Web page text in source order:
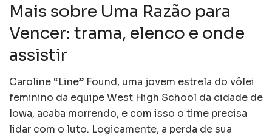
Mais sobre Uma Razão para
Vencer: trama, elenco e onde
assistir
Caroline “Line” Found, uma jovem estrela do vôlei
feminino da equipe West High School da cidade de
Iowa, acaba morrendo, e com isso o time precisa
lidar com o luto. Logicamente, a perda de sua